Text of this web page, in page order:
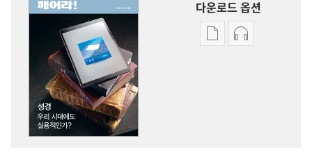
다운로드 옵션
출판물오디오